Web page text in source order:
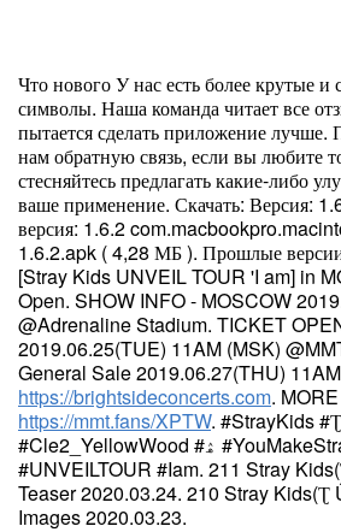
Что новогоУ нас есть более крутые
символы. Наша команда читает все
пытается сделать приложение лучше.
нам обратную связь, если вы любите
стесняйтесь предлагать какие-либо
ваше применение. Скачать: Версия:
версия: 1.6.2
1.6.2.apk ( 4,28 МБ ). Прошлые
[Stray Kids UNVEIL TOUR 'I am] in
Open. SHOW INFO - MOSCOW
@Adrenaline Stadium. TICKET
2019.06.25(TUE) 11AM (MSK)
General Sale 2019.06.27(THU)
https://brightsideconcerts.com.
https://mmt.fans/XPTW. #StrayKids #Ʈ
#Cle2_YellowWood #ۿ #YouMakeStrayKidsStay
#UNVEILTOUR #Iam. 211 Stray Kids(
Teaser 2020.03.24. 210 Stray Kids(Ʈ
Images 2020.03.23.